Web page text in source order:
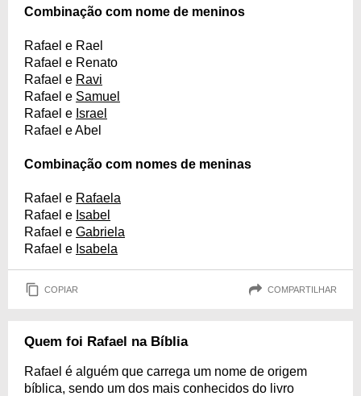
Combinação com nome de meninos
Rafael e Rael
Rafael e Renato
Rafael e Ravi
Rafael e Samuel
Rafael e Israel
Rafael e Abel
Combinação com nomes de meninas
Rafael e Rafaela
Rafael e Isabel
Rafael e Gabriela
Rafael e Isabela
COPIAR COMPARTILHAR
Quem foi Rafael na Bíblia
Rafael é alguém que carrega um nome de origem
bíblica, sendo um dos mais conhecidos do livro